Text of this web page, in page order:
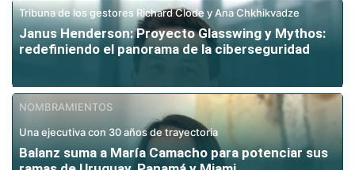
Tribuna de los gestores Richard Clode y Ana Chkhikvadze
Janus Henderson: Proyecto Glasswing y Mythos:
redefiniendo el panorama de la ciberseguridad
NOMBRAMIENTOS
Una ejecutiva con 30 años de trayectoria
Balanz suma a María Camacho para potenciar sus